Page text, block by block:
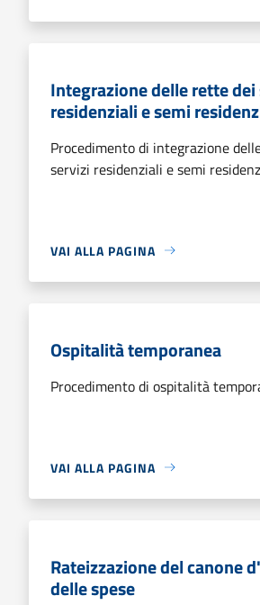
Integrazione delle rette
residenziali e semi
Procedimento di integrazione
servizi residenziali e semi
VAI ALLA PAGINA
Ospitalità temporanea
Procedimento di ospitalità
VAI ALLA PAGINA
Rateizzazione del canone
delle spese